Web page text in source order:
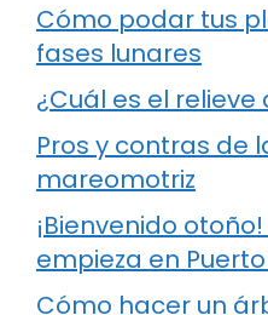
Cómo podar tus
fases lunares
¿Cuál es el
Pros y contras de
mareomotriz
¡Bienvenido
empieza en Puerto
Cómo hacer un